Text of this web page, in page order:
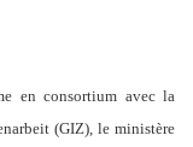
en consortium avec la
(GIZ), le ministère